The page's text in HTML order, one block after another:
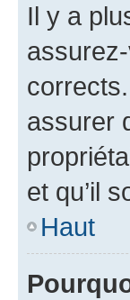
Il y a
assurer
et qu’il
Haut